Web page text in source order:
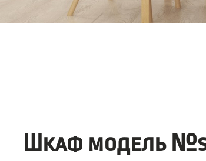
Шкаф модель